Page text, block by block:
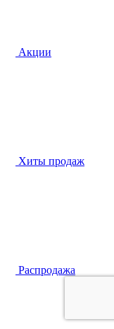
Акции
Хиты продаж
Распродажа